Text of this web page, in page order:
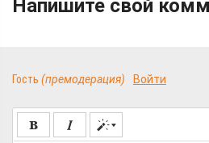
Напишите свой
Гость (премодерация) Войти